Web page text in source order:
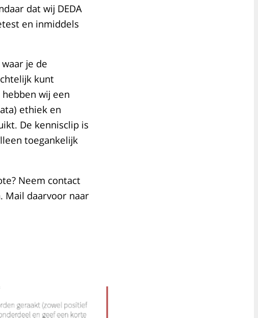
dat wij DEDA
en inmiddels
je de
kunt
wij een
ethiek en
De kennisclip is
toegankelijk
Neem contact
Mail daarvoor naar